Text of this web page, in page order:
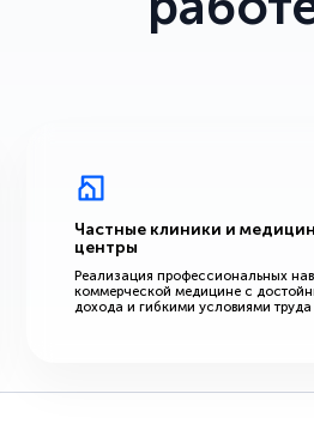
Частные клиники и
центры
Реализация профессиональных
коммерческой медицине с
дохода и гибкими условиями труда